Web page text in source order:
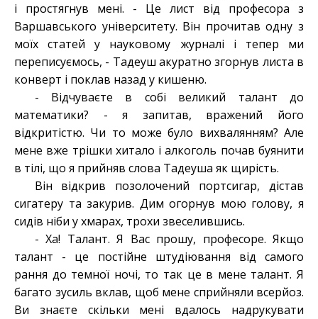
і простягнув мені. - Це лист від професора з
Варшавського університету. Він прочитав одну з
моїх статей у науковому журналі і тепер ми
переписуємось, - Тадеуш акуратно згорнув листа в
конверт і поклав назад у кишеню.
- Відчуваєте в собі великий талант до
математики? - я запитав, вражений його
відкритістю. Чи то може було вихвалянням? Але
мене вже трішки хитало і алкоголь почав буянити
в тілі, що я прийняв слова Тадеуша як щирість.
Він відкрив позолочений портсигар, дістав
сигатеру та закурив. Дим огорнув мою голову, я
сидів ніби у хмарах, трохи звеселившись.
- Ха! Талант. Я Вас прошу, професоре. Якщо
талант - це постійне штудіювання від самого
рання до темної ночі, то так це в мене талант. Я
багато зусиль вклав, щоб мене сприйняли всерйоз.
Ви знаєте скільки мені вдалось надрукувати